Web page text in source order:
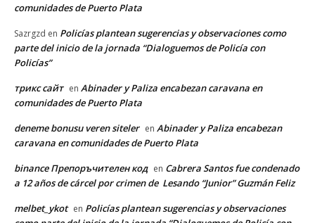
comunidades de Puerto Plata
Sazrgzd en Policías plantean sugerencias y observaciones como
parte del inicio de la jornada “Dialoguemos de Policía con
Policías”
трикс сайт en Abinader y Paliza encabezan caravana en
comunidades de Puerto Plata
deneme bonusu veren siteler en Abinader y Paliza encabezan
caravana en comunidades de Puerto Plata
binance Препоръчителен код en Cabrera Santos fue condenado
a 12 años de cárcel por crimen de Lesando “Junior” Guzmán Feliz
melbet_ykot en Policías plantean sugerencias y observaciones